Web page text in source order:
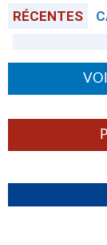
RÉCENTES